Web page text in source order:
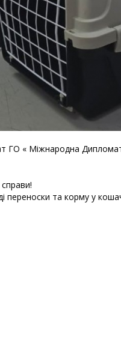
ГО « Міжнародна
переноски та корму у